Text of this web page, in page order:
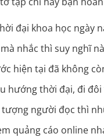
đại khoa học ngày
nhắc thì suy nghĩ
hiện tại đã không
hướng thời đại, đi
người đọc thì
quảng cáo online